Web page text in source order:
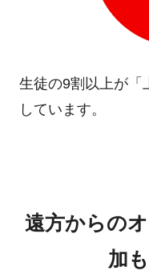
生徒の9割以上が「
しています。
遠方からの
加